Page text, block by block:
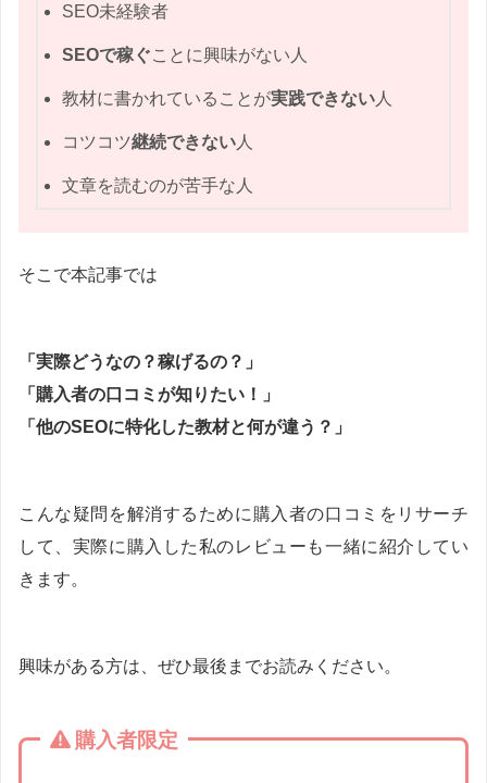
SEO未経験者
SEOで稼ぐことに興味がない人
教材に書かれていることが実践できない 人
コツコツ継続できない 人
文章を読むのが苦手な人
そこで本記事では
「実際どうなの？稼げるの？」
「購入者の口コミが知りたい！」
「他のSEOに特化した教材と何が違う？」
こんな疑問を解消するために購入者の口コミをリサーチ
して、実際に購入した私のレビューも一緒に紹介してい
きます。
興味がある方は、ぜひ最後までお読みください。
購入者限定